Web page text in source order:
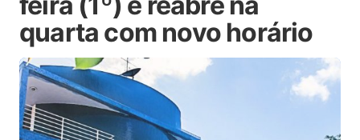
quarta com novo horário